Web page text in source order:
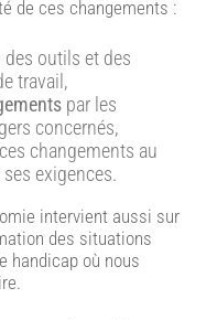
de ces changements :
outils et des
travail,
par les
concernés,
changements au
exigences.
intervient aussi sur
des situations
handicap où nous